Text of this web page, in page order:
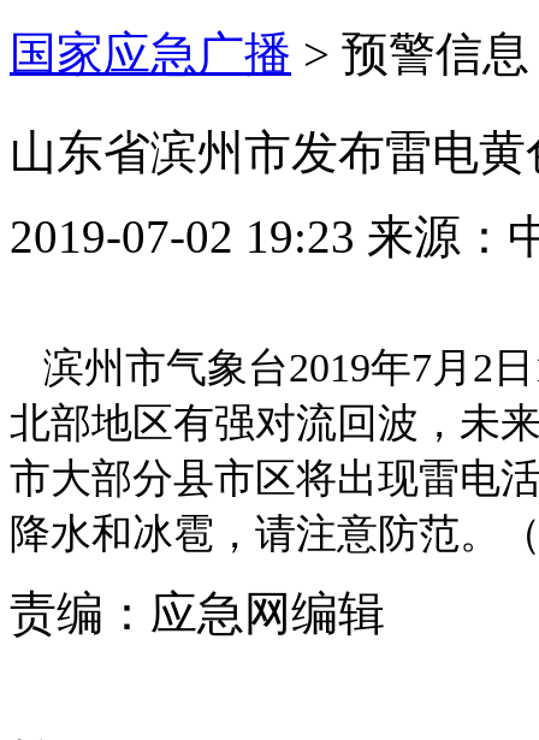
国家应急广播 > 预警信息
山东省滨州市发布雷电
2019-07-02 19:23 来源：
滨州市气象台2019年7月2
北部地区有强对流回波，未
市大部分县市区将出现雷电
降水和冰雹，请注意防范。
责编： 应急网编辑